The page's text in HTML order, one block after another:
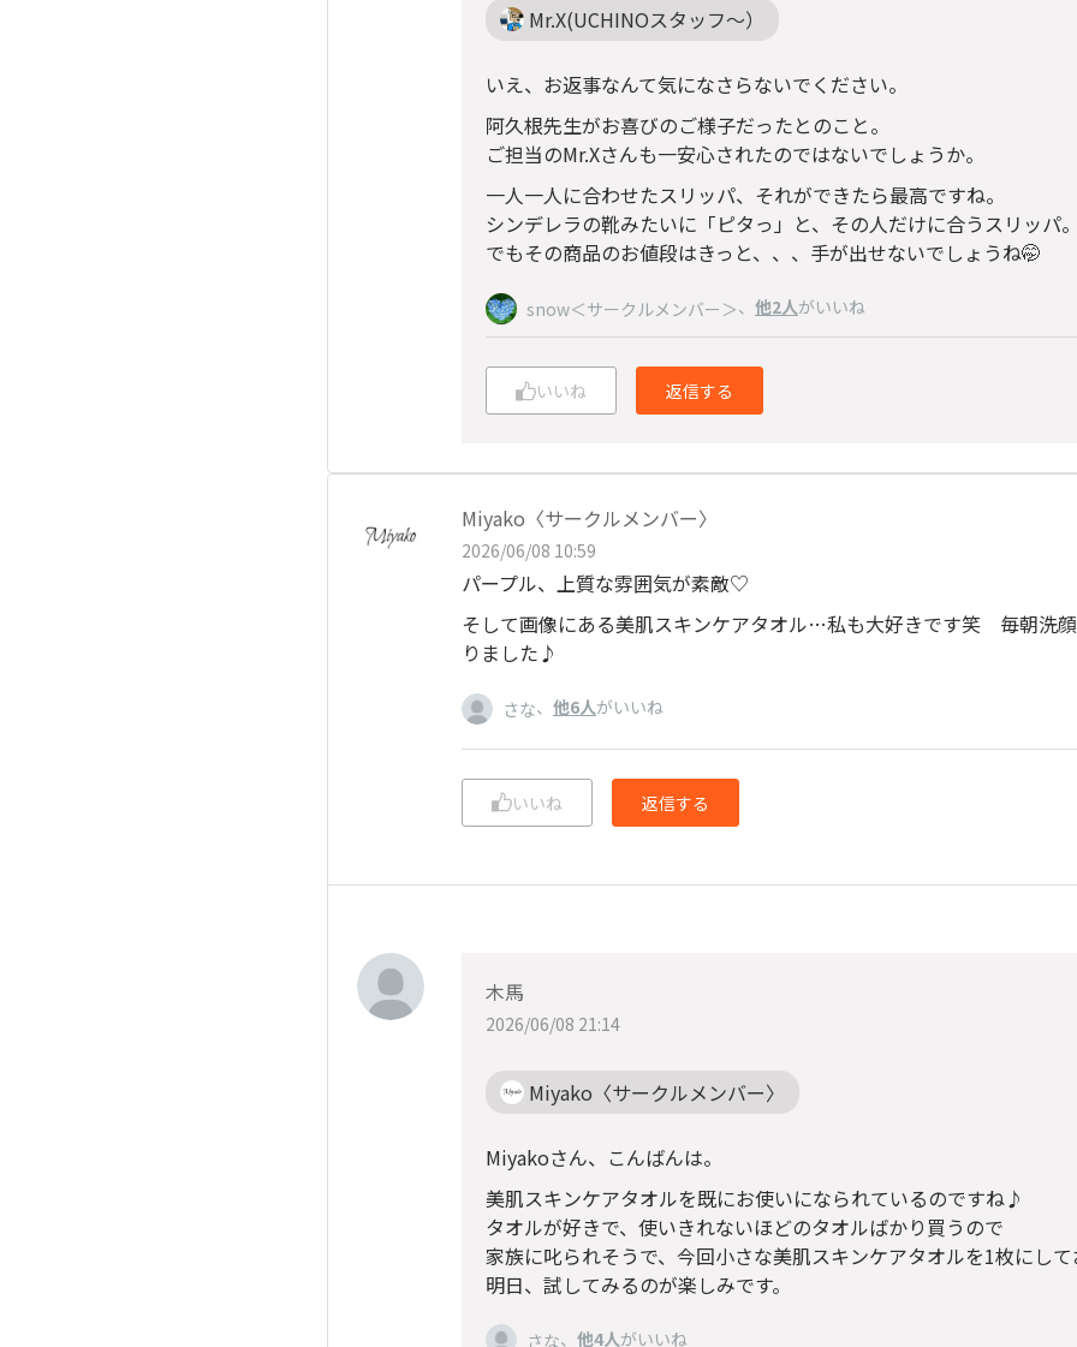
Mr.X(UCHINOスタッフ～）
いえ、お返事なんて気になさらないでください。
阿久根先生がお喜びのご様子だったとのこと。
ご担当のMr.Xさんも一安心されたのではないでしょうか。
一人一人に合わせたスリッパ、それができたら最高ですね。
シンデレラの靴みたいに「ピタっ」と、その人だけに合うスリッパ
でもその商品のお値段はきっと、、、手が出せないでしょうね🤭
snow＜サークルメンバー＞、 他2人がいいね
いいね 返信する
Miyako〈サークルメンバー〉
2026/06/08 10:59
パープル、上質な雰囲気が素敵♡
そして画像にある美肌スキンケアタオル…私も大好きです笑 毎朝洗
りました♪
さな、 他6人がいいね
いいね 返信する
木馬
2026/06/08 21:14
Miyako〈サークルメンバー〉
Miyakoさん、こんばんは。
美肌スキンケアタオルを既にお使いになられているのですね♪
タオルが好きで、使いきれないほどのタオルばかり買うので
家族に叱られそうで、今回小さな美肌スキンケアタオルを1枚にし
明日、試してみるのが楽しみです。
さな、 他4人がいいね